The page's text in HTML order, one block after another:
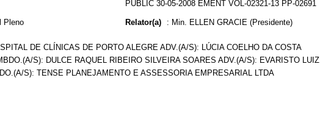
PUBLIC 30-05-2008 EMENT VOL-02321-13 PP-02691
Pleno Relator(a) : Min. ELLEN GRACIE (Presidente)
DE CLÍNICAS DE PORTO ALEGRE ADV.(A/S): LÚCIA COELHO DA COSTA
S): DULCE RAQUEL RIBEIRO SILVEIRA SOARES ADV.(A/S): EVARISTO LUIZ
S): TENSE PLANEJAMENTO E ASSESSORIA EMPRESARIAL LTDA